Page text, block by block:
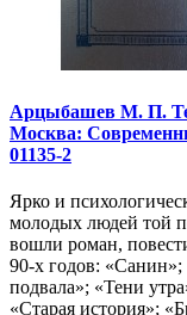
Арцыбашев М. П.
Москва:
01135-2
Ярко и
молодых людей той
вошли роман,
90-х годов:
подвала»; «Тени
«Старая история»;